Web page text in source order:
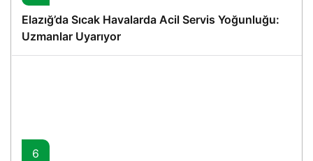
Elazığ’da Sıcak Havalarda Acil Servis Yoğunluğu:
Uzmanlar Uyarıyor
6